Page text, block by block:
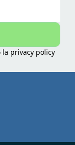
la privacy policy